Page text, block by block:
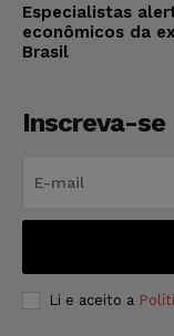
Especialistas
econômicos da
Brasil
Inscreva-se
Li e aceito a